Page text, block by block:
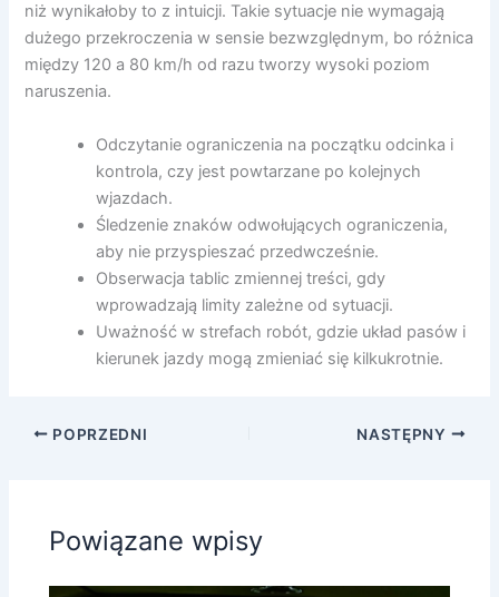
niż wynikałoby to z intuicji. Takie sytuacje nie wymagają
dużego przekroczenia w sensie bezwzględnym, bo różnica
między 120 a 80 km/h od razu tworzy wysoki poziom
naruszenia.
Odczytanie ograniczenia na początku odcinka i
kontrola, czy jest powtarzane po kolejnych
wjazdach.
Śledzenie znaków odwołujących ograniczenia,
aby nie przyspieszać przedwcześnie.
Obserwacja tablic zmiennej treści, gdy
wprowadzają limity zależne od sytuacji.
Uważność w strefach robót, gdzie układ pasów i
kierunek jazdy mogą zmieniać się kilkukrotnie.
POPRZEDNI NASTĘPNY
Powiązane wpisy